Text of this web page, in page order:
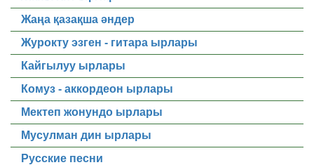
Жаңа қазақша әндер
Журокту эзген - гитара ырлары
Кайгылуу ырлары
Комуз - аккордеон ырлары
Мектеп жонундо ырлары
Мусулман дин ырлары
Русские песни